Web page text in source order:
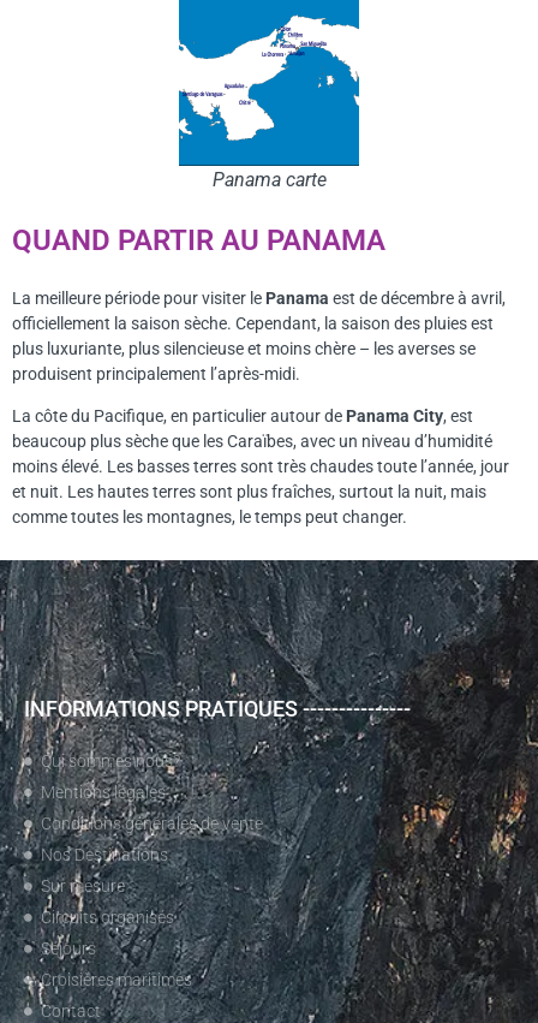
Panama carte
QUAND PARTIR AU PANAMA
La meilleure période pour visiter le Panama est de décembre à avril,
officiellement la saison sèche. Cependant, la saison des pluies est
plus luxuriante, plus silencieuse et moins chère – les averses se
produisent principalement l’après-midi.
La côte du Pacifique, en particulier autour de Panama City, est
beaucoup plus sèche que les Caraïbes, avec un niveau d’humidité
moins élevé. Les basses terres sont très chaudes toute l’année, jour
et nuit. Les hautes terres sont plus fraîches, surtout la nuit, mais
comme toutes les montagnes, le temps peut changer.
INFORMATIONS PRATIQUES ---------------
Qui sommes nous?
Mentions légales
Conditions générales de vente
Nos Destinations
Sur mesure
Circuits organisés
Séjours
Croisières maritimes
Contact